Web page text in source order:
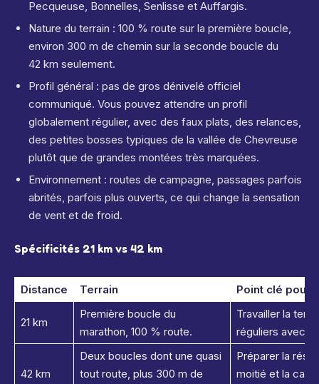
Pecqueuse, Bonnelles, Senlisse et Auffargis.
Nature du terrain : 100 % route sur la première boucle,
environ 300 m de chemin sur la seconde boucle du
42 km seulement.
Profil général : pas de gros dénivelé officiel
communiqué. Vous pouvez attendre un profil
globalement régulier, avec des faux plats, des relances,
des petites bosses typiques de la vallée de Chevreuse
plutôt que de grandes montées très marquées.
Environnement : routes de campagne, passages parfois
abrités, parfois plus ouverts, ce qui change la sensation
de vent et de froid.
Spécificités 21 km vs 42 km
Distance Terrain Point clé pour
21 km
Première boucle du
marathon, 100 % route.
Travailler la
réguliers avec
42 km
Deux boucles dont une quasi
tout route, plus 300 m de
Préparer la
moitié et la